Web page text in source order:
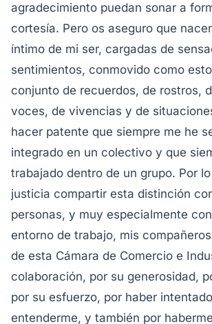
agradecimiento puedan sonar a
cortesía. Pero os aseguro que
íntimo de mi ser, cargadas de
sentimientos, conmovido como
conjunto de recuerdos, de rostros,
voces, de vivencias y de
hacer patente que siempre me he
integrado en un colectivo y que
trabajado dentro de un grupo. Por
justicia compartir esta distinción
personas, y muy especialmente
entorno de trabajo, mis
de esta Cámara de Comercio e
colaboración, por su generosidad,
por su esfuerzo, por haber
entenderme, y también por